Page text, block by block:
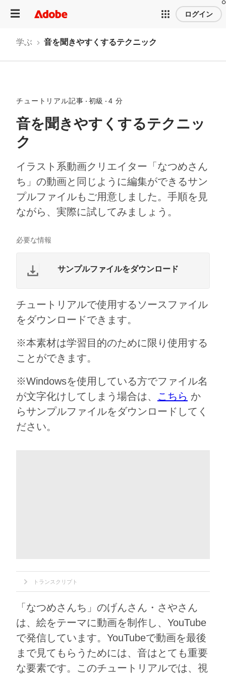
ログイン
学ぶ 音を聞きやすくするテクニック
チュートリアル記事 初級 4 分
音を聞きやすくするテクニッ
ク
イラスト系動画クリエイター「なつめさん
ち」の動画と同じように編集ができるサン
プルファイルもご用意しました。手順を見
ながら、実際に試してみましょう。
必要な情報
サンプルファイルをダウンロード
チュートリアルで使用するソースファイル
をダウンロードできます。
※本素材は学習目的のために限り使用する
ことができます。
※Windowsを使用している方でファイル名
が文字化けしてしまう場合は、 こちら か
らサンプルファイルをダウンロードしてく
ださい。
トランスクリプト
「なつめさんち」のげんさん・さやさん
は、絵をテーマに動画を制作し、YouTube
で発信しています。YouTubeで動画を最後
まで見てもらうためには、音はとても重要
な要素です。このチュートリアルでは、視